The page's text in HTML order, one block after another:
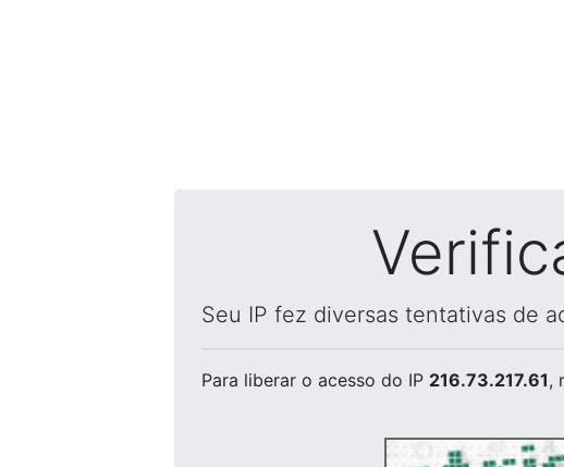
Seu IP fez diversas tentativas de
Para liberar o acesso do IP 216.73.217.61,